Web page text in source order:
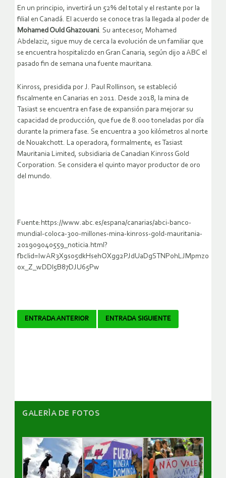
En un principio, invertirá un 52% del total y el restante por la
filial en Canadá. El acuerdo se conoce tras la llegada al poder de
Mohamed Ould Ghazouani. Su antecesor, Mohamed
Abdelaziz, sigue muy de cerca la evolución de un familiar que
se encuentra hospitalizdo en Gran Canaria, según dijo a ABC el
pasado fin de semana una fuente mauritana.
Kinross, presidida por J. Paul Rollinson, se estableció
fiscalmente en Canarias en 2011. Desde 2018, la mina de
Tasiast se encuentra en fase de expansión para mejorar su
capacidad de producción, que fue de 8.000 toneladas por día
durante la primera fase. Se encuentra a 300 kilómetros al norte
de Nouakchott. La operadora, formalmente, es Tasiast
Mauritania Limited, subsidiaria de Canadian Kinross Gold
Corporation. Se considera el quinto mayor productor de oro
del mundo.
Fuente:https://www.abc.es/espana/canarias/abci-banco-
mundial-coloca-300-millones-mina-kinross-gold-mauritania-
201909040559_noticia.html?
fbclid=IwAR3X9so5dkHsehOXgg2PJdUaDgSTNP0hLJMpmz0
ox_Z_wDDl5B87DJU65Pw
Navegador
ENTRADA ANTERIOR ENTRADA SIGUIENTE
GALERÌA DE FOTOS